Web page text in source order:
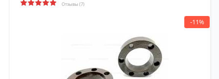
Отзывы (7)
-11%